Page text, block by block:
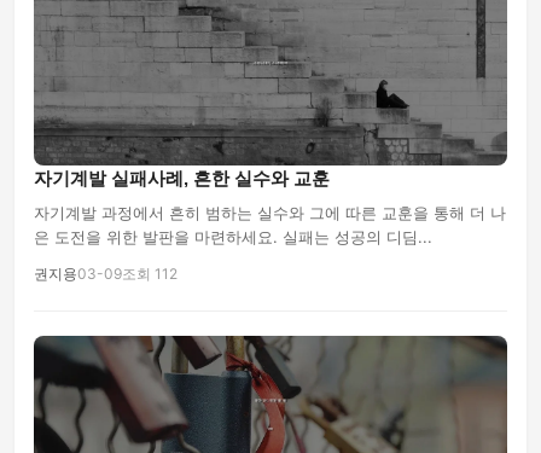
자기계발 실패사례, 흔한 실수와 교훈
자기계발 과정에서 흔히 범하는 실수와 그에 따른 교훈을 통해 더 나
은 도전을 위한 발판을 마련하세요. 실패는 성공의 디딤...
권지용03-09조회 112